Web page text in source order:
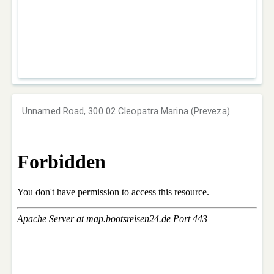
Unnamed Road, 300 02 Cleopatra Marina (Preveza)